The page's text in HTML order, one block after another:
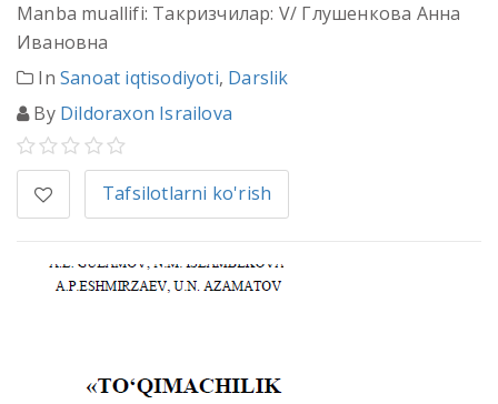
Manba muallifi: Такризчилар: V/ Глушенкова Анна
Ивановна
InSanoat iqtisodiyoti, Darslik
By Dildoraxon Israilova
Tafsilotlarni ko'rish